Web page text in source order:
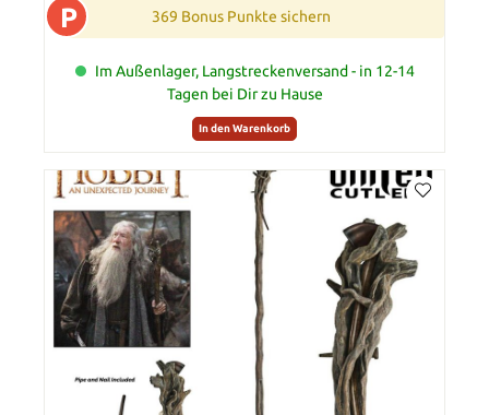
P 369 Bonus Punkte sichern
Im Außenlager, Langstreckenversand - in 12-14
Tagen bei Dir zu Hause
In den Warenkorb